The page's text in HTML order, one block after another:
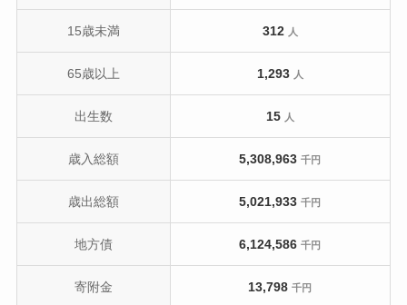
15歳未満 312 人
65歳以上 1,293 人
出生数 15 人
歳入総額 5,308,963千円
歳出総額 5,021,933千円
地方債 6,124,586千円
寄附金 13,798千円